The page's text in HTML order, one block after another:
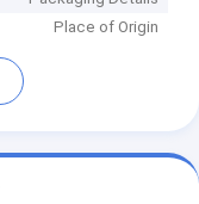
Place of Origin